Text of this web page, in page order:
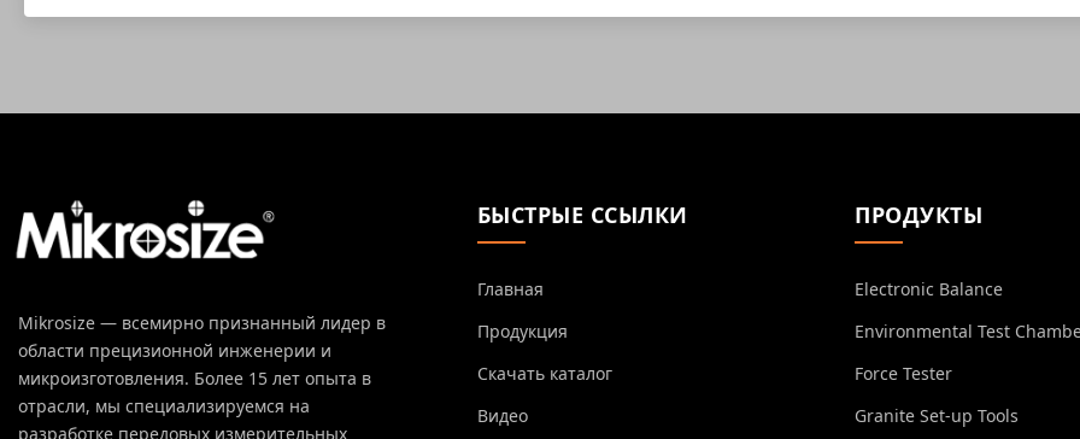
Mikrosize — всемирно признанный лидер в
области прецизионной инженерии и
микроизготовления. Более 15 лет опыта в
отрасли, мы специализируемся на
разработке передовых измерительных
БЫСТРЫЕ ССЫЛКИ
Главная
Продукция
Скачать каталог
Видео
ПРОДУКТЫ
Electronic Balance
Environmental Test
Force Tester
Granite Set-up Tools